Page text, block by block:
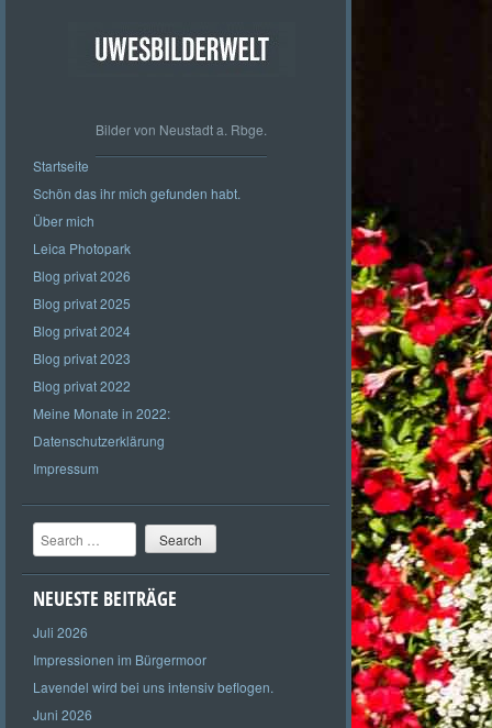
Bilder von Neustadt a. Rbge.
Startseite
Schön das ihr mich gefunden habt.
Über mich
Leica Photopark
Blog privat 2026
Blog privat 2025
Blog privat 2024
Blog privat 2023
Blog privat 2022
Meine Monate in 2022:
Datenschutzerklärung
Impressum
Search
NEUESTE BEITRÄGE
Juli 2026
Impressionen im Bürgermoor
Lavendel wird bei uns intensiv beflogen.
Juni 2026